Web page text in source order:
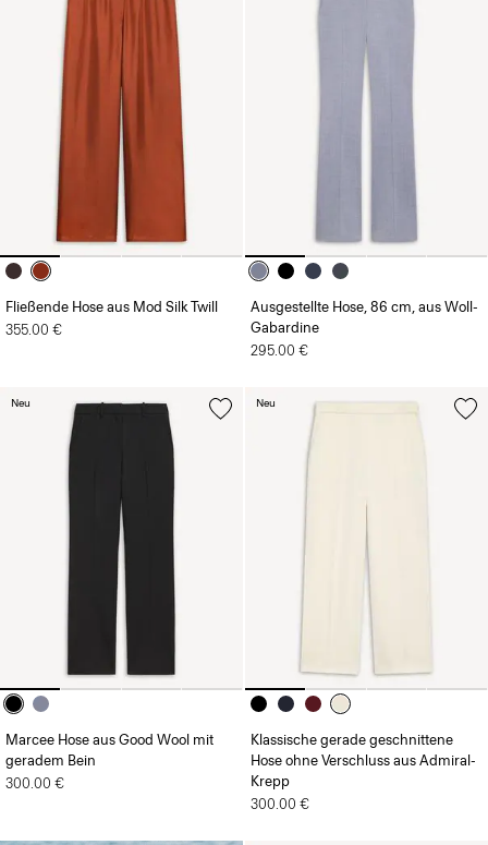
Fließende Hose aus Mod Silk Twill
355.00 €
Ausgestellte Hose, 86 cm, aus Woll-
Gabardine
295.00 €
Marcee Hose aus Good Wool mit
geradem Bein
300.00 €
Neu
Klassische gerade geschnittene
Hose ohne Verschluss aus Admiral-
Krepp
300.00 €
Neu